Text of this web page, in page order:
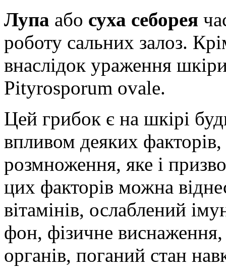
Лупа або суха себорея
роботу сальних залоз.
внаслідок ураження
Pityrosporum ovale.
Цей грибок є на шкірі
впливом деяких
розмноження, яке і
цих факторів можна
вітамінів, ослаблений
фон, фізичне
органів, поганий стан